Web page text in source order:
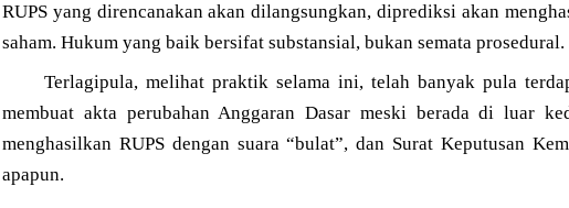
RUPS yang direncanakan akan dilangsungkan, diprediksi akan
saham. Hukum yang baik bersifat substansial, bukan semata prosedural.
Terlagipula, melihat praktik selama ini, telah banyak pula
membuat akta perubahan Anggaran Dasar meski berada di luar
menghasilkan RUPS dengan suara “bulat”, dan Surat Keputusan
apapun.